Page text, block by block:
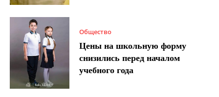
Общество
Цены на школьную форму
снизились перед началом
учебного года